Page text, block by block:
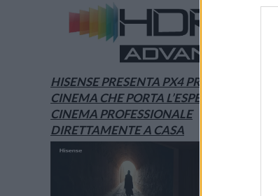
HISENSE PRESENTA PX4 PRO, IL LASER
CINEMA CHE PORTA L’ESPERIENZA DEL
CINEMA PROFESSIONALE
DIRETTAMENTE A CASA